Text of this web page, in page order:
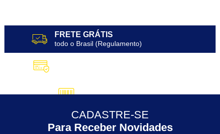
FRETE GRÁTIS
todo o Brasil (Regulamento)
5% DESCONTO no Pix
30 ANOS
CADASTRE-SE
Para Receber Novidades